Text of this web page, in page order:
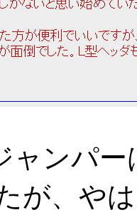
ャンパ
が、や